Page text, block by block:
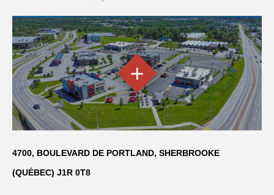
4700, BOULEVARD DE PORTLAND, SHERBROOKE
(QUÉBEC) J1R 0T8